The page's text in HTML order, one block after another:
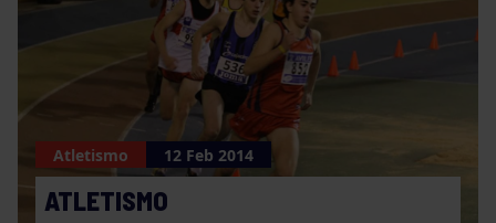
Atletismo 12 Feb 2014
ATLETISMO